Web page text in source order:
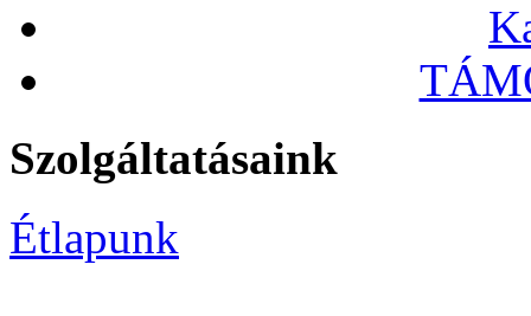
Szolgáltatásaink
Étlapunk